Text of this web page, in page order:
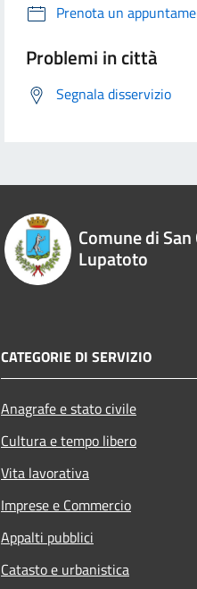
Prenota un
Problemi in città
Segnala disservizio
Comune di
Lupatoto
CATEGORIE DI SERVIZIO
Anagrafe e stato civile
Cultura e tempo libero
Vita lavorativa
Imprese e Commercio
Appalti pubblici
Catasto e urbanistica